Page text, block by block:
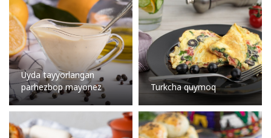
Uyda tayyorlangan
parhezbop mayonez
Turkcha quymoq